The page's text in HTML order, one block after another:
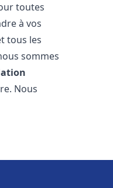
toutes
à vos
tous les
sommes
Nous